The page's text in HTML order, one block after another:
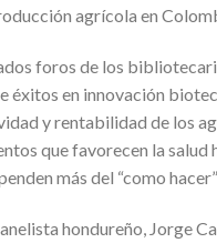
agrícola en
foros de los
éxitos en innovación
y rentabilidad de los
que favorecen la
más del “como
hondureño, Jorge